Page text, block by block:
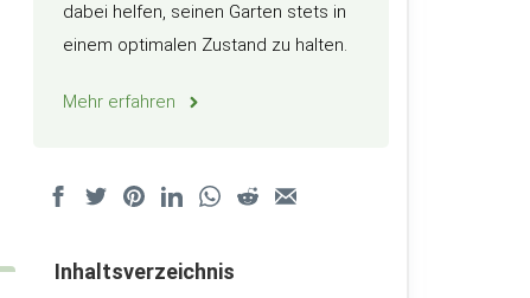
dabei helfen, seinen Garten stets in
einem optimalen Zustand zu halten.
Mehr erfahren
Inhaltsverzeichnis